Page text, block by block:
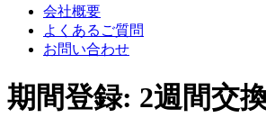
会社概要
よくあるご質問
お問い合わせ
期間登録: 2週間交